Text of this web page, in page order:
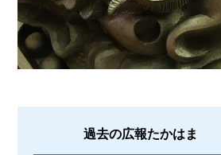
過去の広報たかはま